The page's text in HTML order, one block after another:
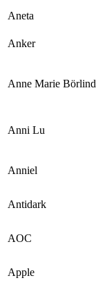
Aneta
Anker
Anne Marie Börlind
Anni Lu
Anniel
Antidark
AOC
Apple